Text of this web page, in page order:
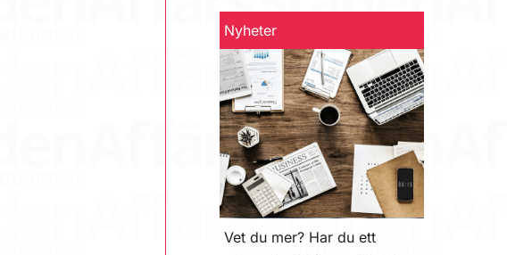
Nyheter
Vet du mer? Har du ett